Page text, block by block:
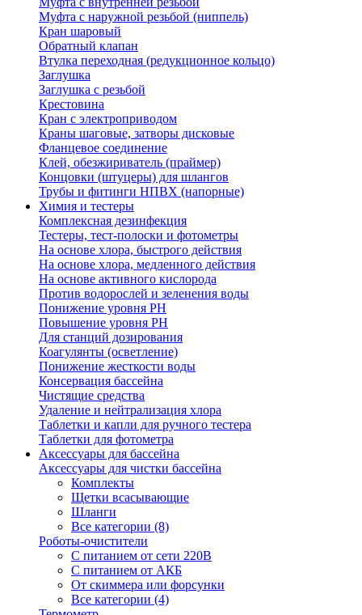
Муфта с наружной резьбой (ниппель)
Кран шаровый
Обратный клапан
Втулка переходная (редукционное кольцо)
Заглушка
Заглушка с резьбой
Крестовина
Кран с электроприводом
Краны шаговые, затворы дисковые
Фланцевое соединение
Клей, обезжириватель (праймер)
Концовки (штуцеры) для шлангов
Трубы и фитинги НПВХ (напорные)
Химия и тестеры
Комплексная дезинфекция
Тестеры, тест-полоски и фотометры
На основе хлора, быстрого действия
На основе хлора, медленного действия
На основе активного кислорода
Против водорослей и зеленения воды
Понижение уровня РН
Повышение уровня РН
Для станций дозирования
Коагулянты (осветление)
Понижение жесткости воды
Консервация бассейна
Чистящие средства
Удаление и нейтрализация хлора
Таблетки и капли для ручного тестера
Таблетки для фотометра
Аксессуары для бассейна
Аксессуары для чистки бассейна
Комплекты
Щетки всасывающие
Шланги
Все категории (8)
Роботы-очистители
С питанием от сети 220В
С питанием от АКБ
От скиммера или форсунки
Все категории (4)